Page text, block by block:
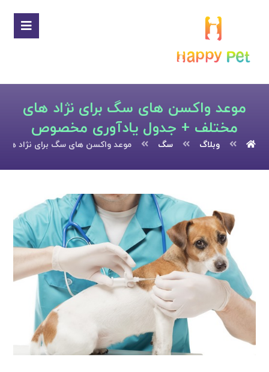
موعد واکسن های سگ برای نژاد های
مختلف + جدول یادآوری مخصوص
وبلاگ سگ موعد واکسن های سگ برای نژاد